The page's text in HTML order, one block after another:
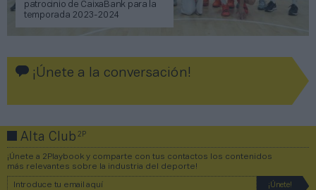
patrocinio de CaixaBank para la
temporada 2023-2024
¡Únete a la conversación!
Alta Club2P
¡Únete a 2Playbook y comparte con tus contactos los contenidos
más relevantes sobre la industria del deporte!